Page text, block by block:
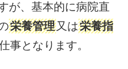
が、基本的に病院直
栄養管理又は栄養指
事となります。